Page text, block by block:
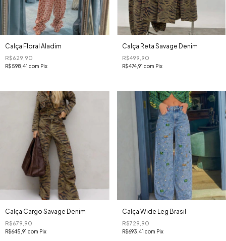
Calça Floral Aladim
R$629,90
R$598,41 com Pix
Calça Reta Savage Denim
R$499,90
R$474,91 com Pix
Calça Cargo Savage Denim
R$679,90
R$645,91 com Pix
Calça Wide Leg Brasil
R$729,90
R$693,41 com Pix